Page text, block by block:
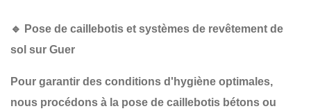
🔹 Pose de caillebotis et systèmes de revêtement de
sol sur Guer
Pour garantir des conditions d'hygiène optimales,
nous procédons à la pose de caillebotis bétons ou